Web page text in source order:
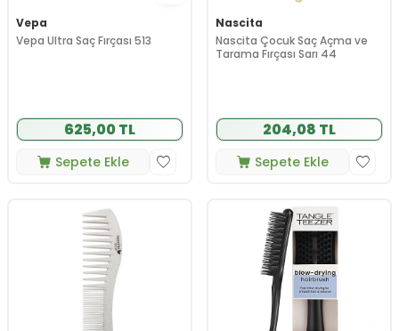
Vepa
Vepa Ultra Saç Fırçası 513
625,00 TL
Sepete Ekle
Nascita
Nascita Çocuk Saç Açma ve
Tarama Fırçası Sarı 44
204,08 TL
Sepete Ekle